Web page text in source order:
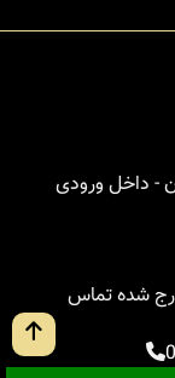
- داخل ورودی
شده تماس